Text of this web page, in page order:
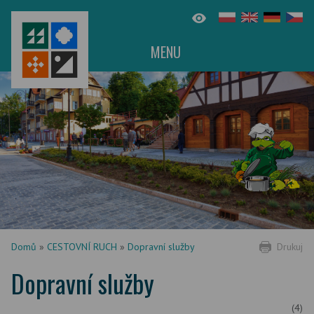
MENU
Drukuj
Domů » CESTOVNÍ RUCH » Dopravní služby
Dopravní služby
(4)